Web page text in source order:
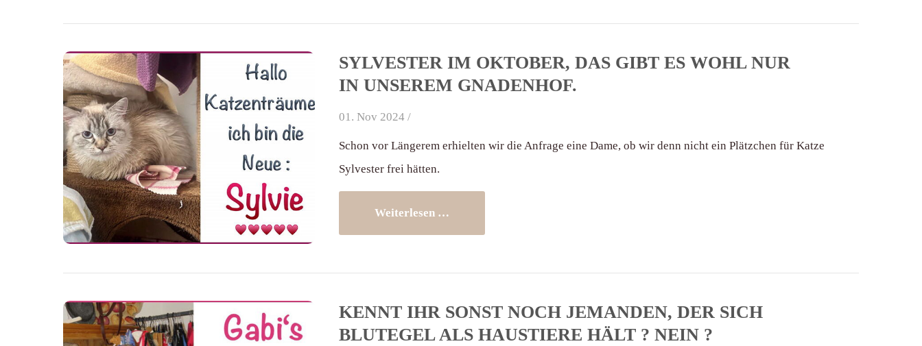
SYLVESTER IM OKTOBER, DAS GIBT ES WOHL NUR
IN UNSEREM GNADENHOF.
01. Nov 2024 /
Schon vor Längerem erhielten wir die Anfrage eine Dame, ob wir denn nicht ein Plätzchen für Katze
Sylvester frei hätten.
Weiterlesen …
KENNT IHR SONST NOCH JEMANDEN, DER SICH
BLUTEGEL ALS HAUSTIERE HÄLT ? NEIN ?